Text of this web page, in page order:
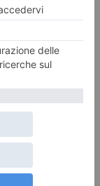
73/F, Torino, tel.
Torino; tel.